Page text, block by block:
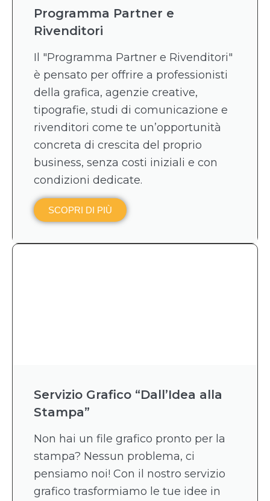
Programma Partner e
Rivenditori
Il "Programma Partner e Rivenditori"
è pensato per offrire a professionisti
della grafica, agenzie creative,
tipografie, studi di comunicazione e
rivenditori come te un’opportunità
concreta di crescita del proprio
business, senza costi iniziali e con
condizioni dedicate.
SCOPRI DI PIÙ
Servizio Grafico “Dall’Idea alla
Stampa”
Non hai un file grafico pronto per la
stampa? Nessun problema, ci
pensiamo noi! Con il nostro servizio
grafico trasformiamo le tue idee in